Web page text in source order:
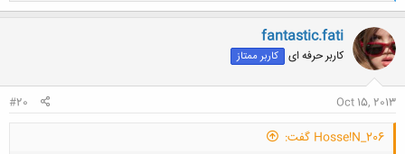
کلیک کنید تا باز شود...
ک
ن
ش
ه
ا
fantastic.fati
کاربر حرفه ای کاربر ممتاز
Oct 15, 2013
#20
Hosse!N_206 گفت: